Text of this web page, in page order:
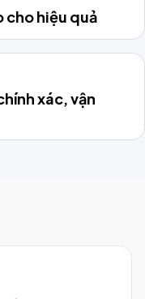
cho hiệu quả
xác, vận